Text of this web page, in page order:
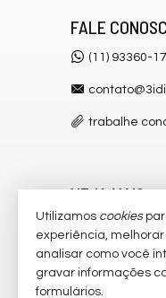
FALE
(11) 93360-
trabalhe
VEJA MAIS
receba
cadastre
imóveis
Utilizamos cookies
experiência,
analisar como você
gravar informações
formulários.